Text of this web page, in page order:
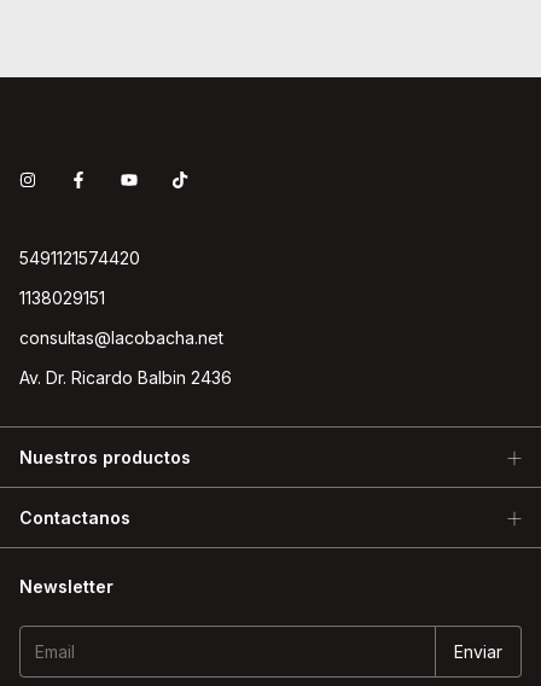
5491121574420
1138029151
consultas@lacobacha.net
Av. Dr. Ricardo Balbin 2436
Nuestros productos
Contactanos
Newsletter